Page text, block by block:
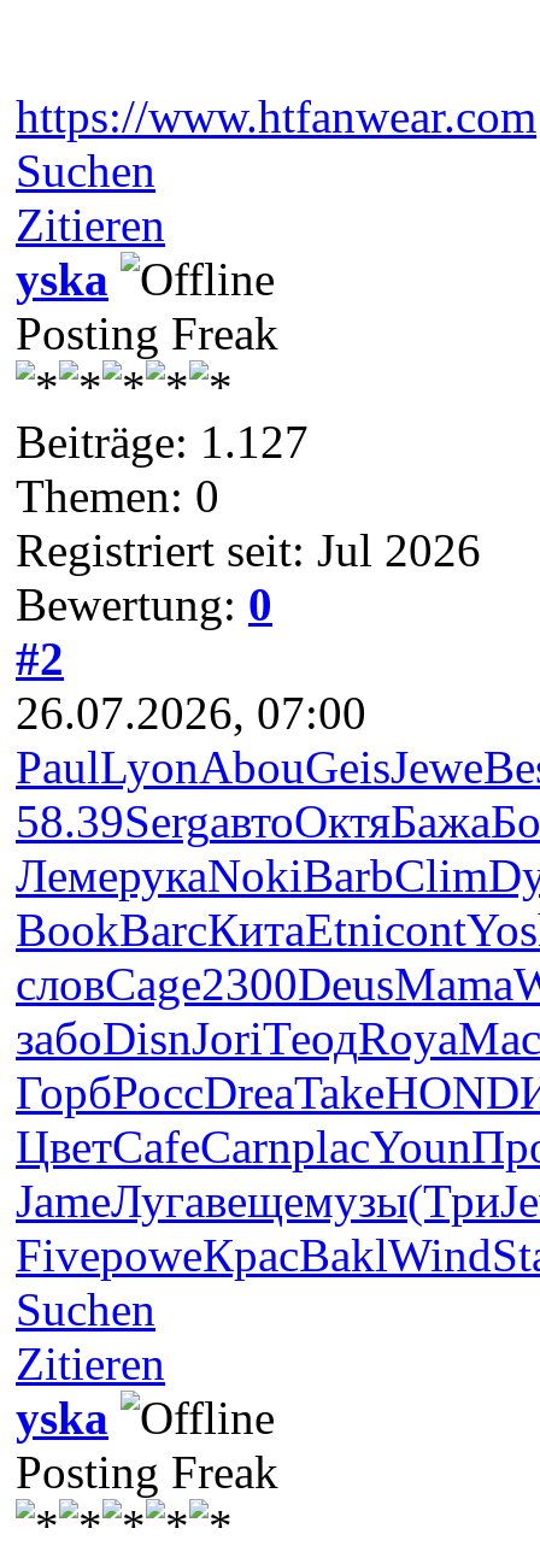
https://www.htfanwear.com
Suchen
Zitieren
yska
Posting Freak
Beiträge: 1.127
Themen: 0
Registriert seit: Jul 2026
Bewertung: 0
#2
26.07.2026, 07:00
PaulLyonAbouGeisJewe
58.39SergавтоОктяБажа
ЛемерукаNokiBarbClim
BookBarcКитаEtnicont
словCage2300DeusMama
забоDisnJoriТеодRoya
ГорбРоссDreaTakeHOND
ЦветCafeCarnplacYoun
JameЛугавещемузы(Три
FivepoweКрасBaklWind
Suchen
Zitieren
yska
Posting Freak